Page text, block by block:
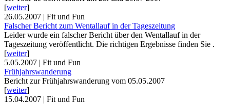
[weiter]
26.05.2007 | Fit und Fun
Falscher Bericht zum Wentallauf in der Tageszeitung
Leider wurde ein falscher Bericht über den Wentallauf in der
Tageszeitung veröffentlicht. Die richtigen Ergebnisse finden Sie .
[weiter]
5.05.2007 | Fit und Fun
Frühjahrswanderung
Bericht zur Frühjahrswanderung vom 05.05.2007
[weiter]
15.04.2007 | Fit und Fun